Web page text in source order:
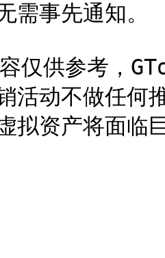
需事先通知。
仅供参考，
活动不做任何